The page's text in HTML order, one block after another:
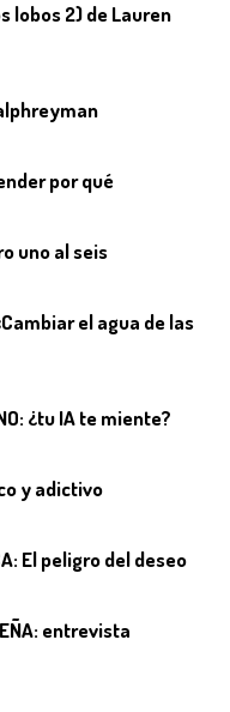
lobos 2) de Lauren
por qué
uno al seis
el agua de las
¿tu IA te miente?07
y adictivo
El peligro del deseo
09
entrevista